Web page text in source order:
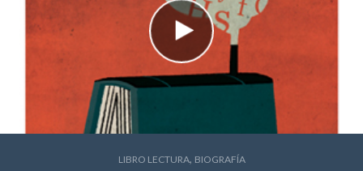
LIBRO LECTURA, BIOGRAFÍA